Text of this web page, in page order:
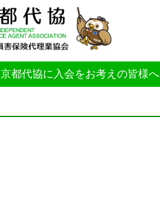
京都代協に入会をお考えの皆様へ